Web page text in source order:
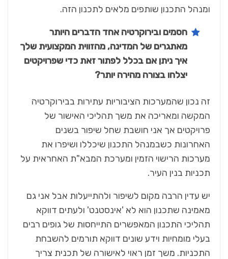
ומנהל התכנון שותפים מלאים לתכנון הזה.
חסמים ובירוקרטיה אחד הדברים היותר
מאתגרים של המדינה, מהזווית המקצועית שלך
איך ניתן אם בכלל לפתור זאת כדי שפרויקטים
יצלחו בצורה מהירה יותר?
זה נכון שהמערכות הציבוריות עתירות בבירוקרטיה
המקשה ומאריכה את משך תהליכי האישור של
פרויקטים אך אני חושבת שחל שיפור בשנים
האחרונות כשבמנהל התכנון שיכללו ושיפרו את
מערכות הרישוי הזמין ומערכת המבא"ת האחראית על
תכניות בנין העיר.
יש עדין הרבה מקום לשיפור ולהתייעלות אבל אני גם
מאמינה שתכנון הוא לא 'אינסטנט' ולעתים דווקא
תהליכי התכנון המאפשרים התייחסות של גופים רבים
בעלי מומחיות וידע שונים דווקא תורמים להשבחת
התכניות. משך זמן ראוי לאישורה של תכנית צריך